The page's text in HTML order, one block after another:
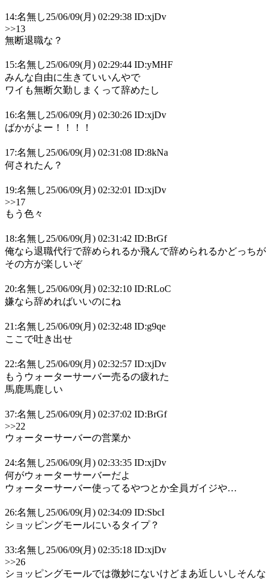
14:名無し25/06/09(月) 02:29:38 ID:xjDv
>>13
無断退職な？
15:名無し25/06/09(月) 02:29:44 ID:yMHF
みんな自由に生きていいんやで
ワイも無断欠勤しまくって辞めたし
16:名無し25/06/09(月) 02:30:26 ID:xjDv
ばかがよー！！！！
17:名無し25/06/09(月) 02:31:08 ID:8kNa
何されたん？
19:名無し25/06/09(月) 02:32:01 ID:xjDv
>>17
もう色々
18:名無し25/06/09(月) 02:31:42 ID:BrGf
俺なら退職代行で辞められるか飛んで辞められるかどっち
その方が楽しいぞ
20:名無し25/06/09(月) 02:32:10 ID:RLoC
嫌なら辞めればいいのにね
21:名無し25/06/09(月) 02:32:48 ID:g9qe
ここで吐き出せ
22:名無し25/06/09(月) 02:32:57 ID:xjDv
もうウォーターサーバー売るの疲れた
馬鹿馬鹿しい
37:名無し25/06/09(月) 02:37:02 ID:BrGf
>>22
ウォーターサーバーの営業か
24:名無し25/06/09(月) 02:33:35 ID:xjDv
何がウォーターサーバーだよ
ウォーターサーバー使ってるやつとか全員ガイジや…
26:名無し25/06/09(月) 02:34:09 ID:SbcI
ショッピングモールにいるタイプ？
33:名無し25/06/09(月) 02:35:18 ID:xjDv
>>26
ショッピングモールでは微妙にないけどまあ近しいしそん